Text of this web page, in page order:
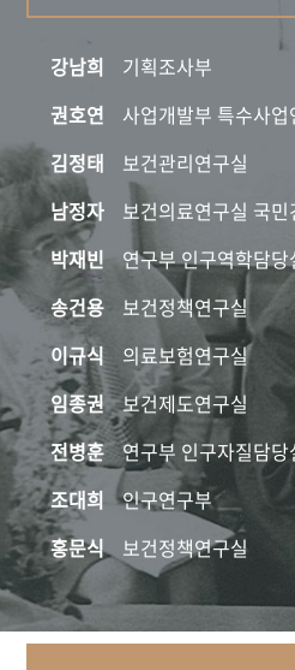
강남희 기획조사부
권호연
사업개발부 특수사업
김정태
보건관리연구실
남정자
보건의료연구실 국민
박재빈
연구부 인구역학담당
송건용
보건정책연구실
이규식
의료보험연구실
임종권
보건제도연구실
전병훈
연구부 인구자질담당
조대희
인구연구부
홍문식
보건정책연구실